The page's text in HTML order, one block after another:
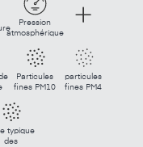
Pression
atmosphérique
Particules
fines PM10
particules
fines PM4
typique
des